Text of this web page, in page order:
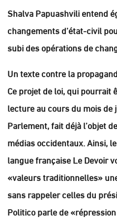
Shalva Papuashvili entend
changements d’état-civil
subi des opérations de
Un texte contre la
Ce projet de loi, qui pourrait
lecture au cours du mois
Parlement, fait déjà l’objet
médias occidentaux. Ainsi,
langue française Le Devoir
«valeurs traditionnelles»
sans rappeler celles du
Politico parle de